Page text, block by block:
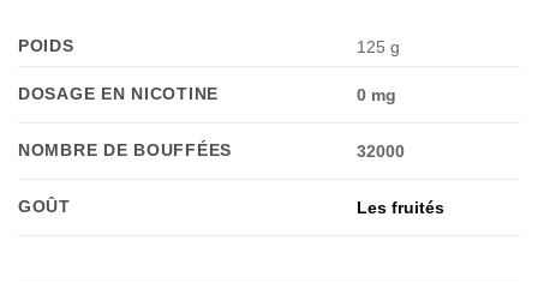
POIDS 125 g
DOSAGE EN NICOTINE 0 mg
NOMBRE DE BOUFFÉES 32000
GOÛT Les fruités